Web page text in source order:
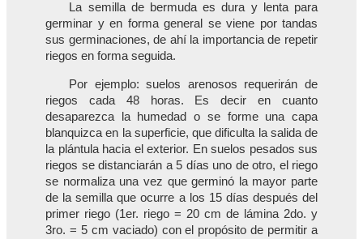
La semilla de bermuda es dura y lenta para
germinar y en forma general se viene por tandas
sus germinaciones, de ahí la importancia de repetir
riegos en forma seguida.
Por ejemplo: suelos arenosos requerirán de
riegos cada 48 horas. Es decir en cuanto
desaparezca la humedad o se forme una capa
blanquizca en la superficie, que dificulta la salida de
la plántula hacia el exterior. En suelos pesados sus
riegos se distanciarán a 5 días uno de otro, el riego
se normaliza una vez que germinó la mayor parte
de la semilla que ocurre a los 15 días después del
primer riego (1er. riego = 20 cm de lámina 2do. y
3ro. = 5 cm vaciado) con el propósito de permitir a